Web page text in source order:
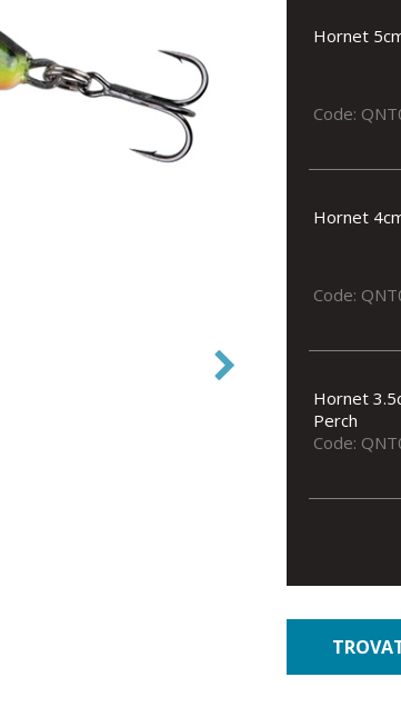
Hornet
Code:
Hornet
Code:
Hornet
Perch
Code: